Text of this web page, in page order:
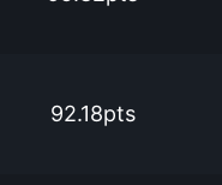
92.18pts